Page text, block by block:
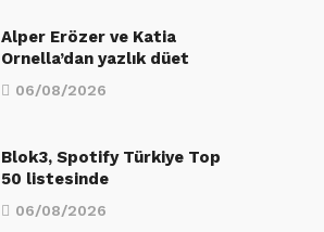
Alper Erözer ve Katia
Ornella’dan yazlık düet
06/08/2026
Blok3, Spotify Türkiye Top
50 listesinde
06/08/2026